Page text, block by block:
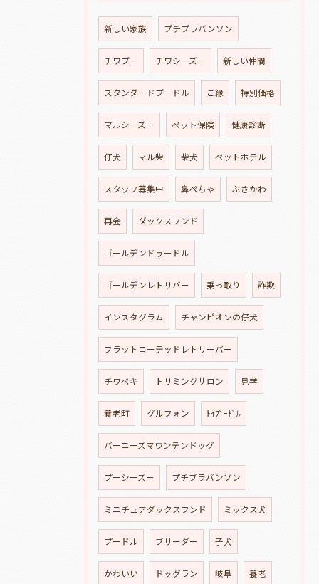
新しい家族 プチプラバンソン
チワプー チワシーズー 新しい仲間
スタンダードプードル ご縁 特別価格
マルシーズー ペット保険 健康診断
仔犬 マル柴 柴犬 ペットホテル
スタッフ募集中 鼻ぺちゃ ぶさかわ
再会 ダックスフンド
ゴールデンドゥードル
ゴールデンレトリバー 乗っ取り 詐欺
インスタグラム チャンピオンの仔犬
フラットコーテッドレトリーバー
チワペキ トリミングサロン 見学
養老町 グルフォン ﾄｲﾌﾟｰﾄﾞﾙ
バーニーズマウンテンドッグ
プーシーズー プチブラバンソン
ミニチュアダックスフンド ミックス犬
プードル ブリーダー 子犬
かわいい ドッグラン 岐阜 養老